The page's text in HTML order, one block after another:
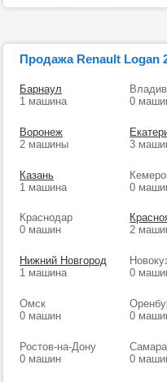
Продажа Renault Logan
Барнаул
1 машина
0
Воронеж
2 машины
3
Казань
1 машина
0
Краснодар
0 машин
2
Нижний Новгород
1 машина
0
Омск
0 машин
0
Ростов-на-Дону
0 машин
Самара
0